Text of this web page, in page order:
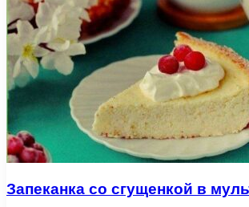
Запеканка со сгущенкой в